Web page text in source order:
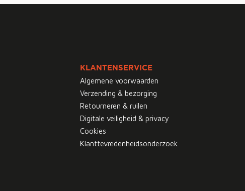
KLANTENSERVICE
Algemene voorwaarden
Verzending & bezorging
Retourneren & ruilen
Digitale veiligheid & privacy
Cookies
Klanttevredenheidsonderzoek